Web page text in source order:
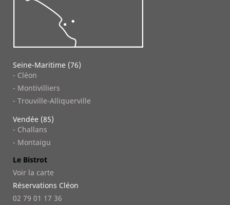
Seine-Maritime (76)
- Cléon
- Montivilliers
- Trouville-Alliquerville
Vendée (85)
- Challans
- Montaigu
Le Bistrot
Voir la carte
Réservations Cléon
02 79 01 17 36